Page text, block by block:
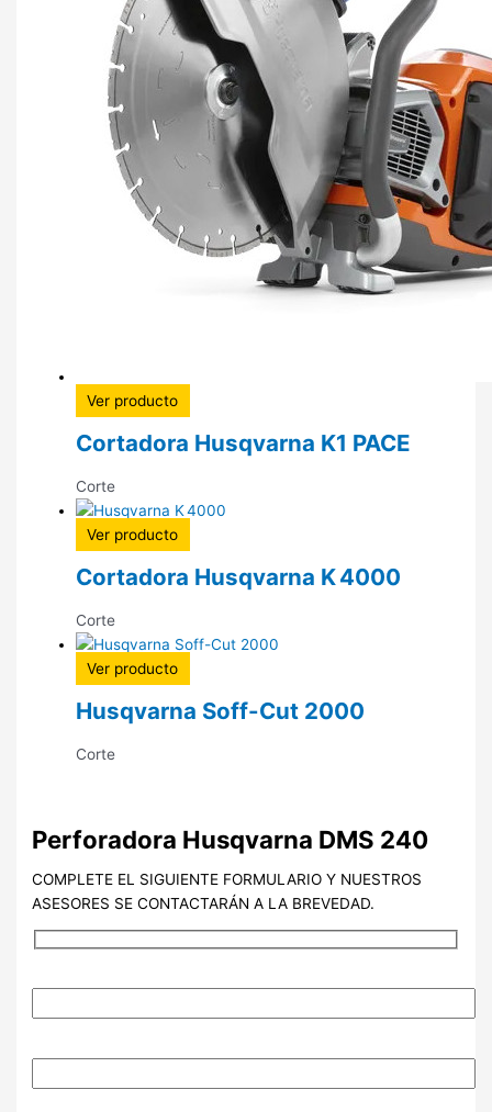
Ver producto
Cortadora Husqvarna K1 PACE
Corte
Ver producto
Cortadora Husqvarna K 4000
Corte
Ver producto
Husqvarna Soff-Cut 2000
Corte
Perforadora Husqvarna DMS 240
COMPLETE EL SIGUIENTE FORMULARIO Y NUESTROS
ASESORES SE CONTACTARÁN A LA BREVEDAD.